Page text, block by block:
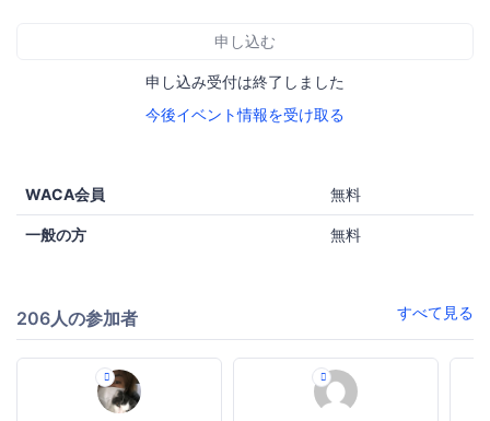
申し込む
申し込み受付は終了しました
今後イベント情報を受け取る
WACA会員 無料
一般の方 無料
206人の参加者 すべて見る